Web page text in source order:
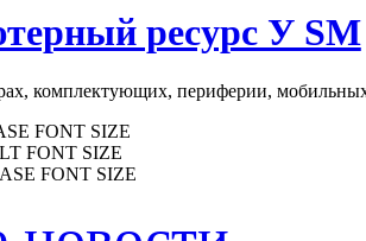
ресурс У SM
комплектующих, периферии, мобильных